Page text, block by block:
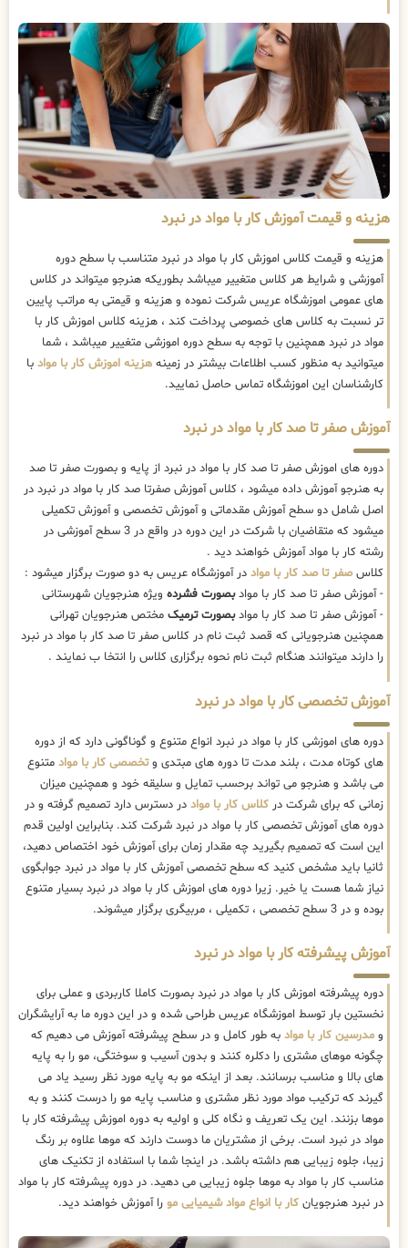
هزینه و قیمت آموزش کار با مواد در نبرد
هزینه و قیمت کلاس اموزش کار با مواد در نبرد متناسب با سطح دوره
آموزشی و شرایط هر کلاس متغییر میباشد بطوریکه هنرجو میتواند در کلاس
های عمومی اموزشگاه عریس شرکت نموده و هزینه و قیمتی به مراتب پایین
تر نسبت به کلاس های خصوصی پرداخت کند ، هزینه کلاس اموزش کار با
مواد در نبرد همچنین با توجه به سطح دوره اموزشی متغییر میباشد ، شما
میتوانید به منظور کسب اطلاعات بیشتر در زمینه هزینه اموزش کار با مواد با
کارشناسان این اموزشگاه تماس حاصل نمایید.
آموزش صفر تا صد کار با مواد در نبرد
دوره های اموزش صفر تا صد کار با مواد در نبرد از پایه و بصورت صفر تا صد
به هنرجو آموزش داده میشود ، کلاس آموزش صفرتا صد کار با مواد در نبرد در
اصل شامل دو سطح آموزش مقدماتی و آموزش تخصصی و آموزش تکمیلی
میشود که متقاضیان با شرکت در این دوره در واقع در 3 سطح آموزشی در
رشته کار با مواد آموزش خواهند دید .
کلاسصفر تا صد کار با مواد در آموزشگاه عریس به دو صورت برگزار میشود :
- آموزش صفر تا صد کار با موادبصورت فشرده ویژه هنرجویان شهرستانی
- آموزش صفر تا صد کار با موادبصورت ترمیک مختص هنرجویان تهرانی
همچنین هنرجویانی که قصد ثبت نام در کلاس صفر تا صد کار با مواد در نبرد
را دارند میتوانند هنگام ثبت نام نحوه برگزاری کلاس را انتخا ب نمایند .
آموزش تخصصی کار با مواد در نبرد
دوره های اموزشی کار با مواد در نبرد انواع متنوع و گوناگونی دارد که از دوره
های کوتاه مدت ، بلند مدت تا دوره های مبتدی وتخصصی کار با مواد متنوع
می باشد و هنرجو می تواند برحسب تمایل و سلیقه خود و همچنین میزان
زمانی که برای شرکت در کلاس کار با مواد در دسترس دارد تصمیم گرفته و در
دوره های آموزش تخصصی کار با مواد در نبرد شرکت کند. بنابراین اولین قدم
این است که تصمیم بگیرید چه مقدار زمان برای آموزش خود اختصاص دهید،
ثانیا باید مشخص کنید که سطح تخصصی آموزش کار با مواد در نبرد جوابگوی
نیاز شما هست یا خیر. زیرا دوره های اموزش کار با مواد در نبرد بسیار متنوع
بوده و در 3 سطح تخصصی ، تکمیلی ، مربیگری برگزار میشوند.
آموزش پیشرفته کار با مواد در نبرد
دوره پیشرفته اموزش کار با مواد در نبرد بصورت کاملا کاربردی و عملی برای
نخستین بار توسط اموزشگاه عریس طراحی شده و در این دوره ما به آرایشگران
و مدرسین کار با مواد به طور کامل و در سطح پیشرفته آموزش می دهیم که
چگونه موهای مشتری را دکلره کنند و بدون آسیب و سوختگی، مو را به پایه
های بالا و مناسب برسانند. بعد از اینکه مو به پایه مورد نظر رسید یاد می
گیرند که ترکیب مواد مورد نظر مشتری و مناسب پایه مو را درست کنند و به
موها بزنند. این یک تعریف و نگاه کلی و اولیه به دوره اموزش پیشرفته کار با
مواد در نبرد است. برخی از مشتریان ما دوست دارند که موها علاوه بر رنگ
زیبا، جلوه زیبایی هم داشته باشد. در اینجا شما با استفاده از تکنیک های
مناسب کار با مواد به موها جلوه زیبایی می دهید. در دوره پیشرفته کار با مواد
در نبرد هنرجویان کار با انواع مواد شیمیایی مو را آموزش خواهند دید.